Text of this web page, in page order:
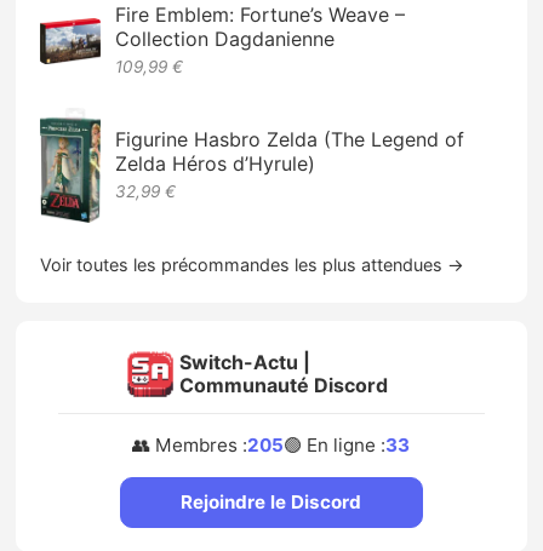
Fire Emblem: Fortune’s Weave –
Collection Dagdanienne
109,99 €
Figurine Hasbro Zelda (The Legend of
Zelda Héros d’Hyrule)
32,99 €
Voir toutes les précommandes les plus attendues →
Switch-Actu |
Communauté Discord
👥 Membres :205🟢 En ligne :33
Rejoindre le Discord